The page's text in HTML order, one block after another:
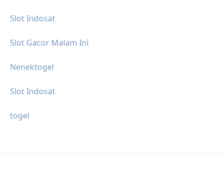
Slot Indosat
Slot Gacor Malam Ini
Nenektogel
Slot Indosat
togel